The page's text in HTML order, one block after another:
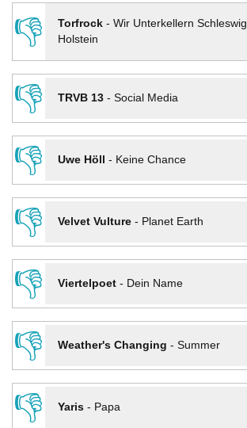
👎
Torfrock- Wir Unterkellern Schleswig
Holstein
👎
TRVB 13- Social Media
👎
Uwe Höll - Keine Chance
👎
Velvet Vulture- Planet Earth
👎
Viertelpoet- Dein Name
👎
Weather's Changing - Summer
👎
Yaris- Papa